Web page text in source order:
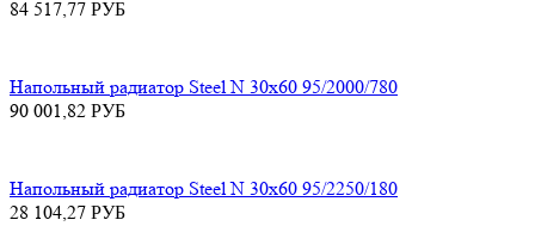
84 517,77 РУБ
Напольный радиатор Steel N 30х60 95/2000/780
90 001,82 РУБ
Напольный радиатор Steel N 30х60 95/2250/180
28 104,27 РУБ